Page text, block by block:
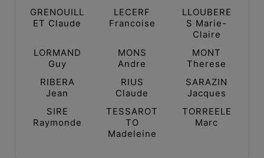
GRENOUILL
ET Claude
LECERF
Francoise
LLOUBERE
S Marie-
Claire
LORMAND
Guy
MONS
Andre
MONT
Therese
RIBERA
Jean
RIUS
Claude
SARAZIN
Jacques
SIRE
Raymonde
TESSAROT
TO
Madeleine
TORREELE
Marc